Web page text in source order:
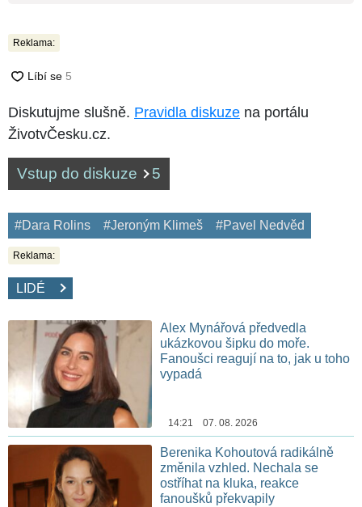
Reklama:
Diskutujme slušně. Pravidla diskuze na portálu
ŽivotvČesku.cz.
Vstup do diskuze 5
#Dara Rolins #Jeroným Klimeš #Pavel Nedvěd
Reklama:
LIDÉ
Alex Mynářová předvedla
ukázkovou šipku do moře.
Fanoušci reagují na to, jak u toho
vypadá
14:21 07. 08. 2026
Berenika Kohoutová radikálně
změnila vzhled. Nechala se
ostříhat na kluka, reakce
fanoušků překvapily